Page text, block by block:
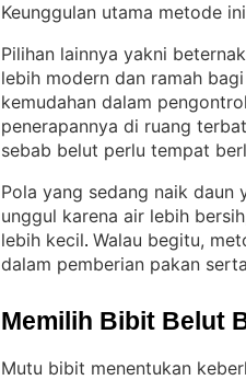
Keunggulan utama metode
Pilihan lainnya yakni
lebih modern dan ramah
kemudahan dalam
penerapannya di ruang
sebab belut perlu tempat
Pola yang sedang naik
unggul karena air lebih
lebih kecil. Walau begitu,
dalam pemberian pakan
Memilih Bibit Belut
Mutu bibit menentukan